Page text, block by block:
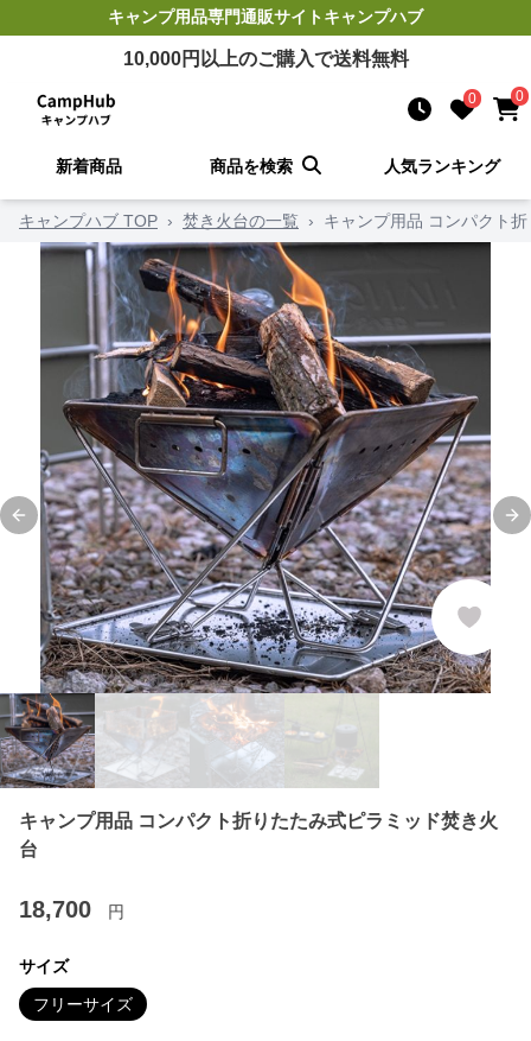
キャンプ用品専門通販サイトキャンプハブ
10,000円以上のご購入で送料無料
0 0
新着商品 商品を検索 人気ランキング
キャンプハブ TOP › 焚き火台の一覧 › キャンプ用品 コンパクト
Previous slide
キャンプ用品 コンパクト折りたたみ式ピラミッド焚き火
台
18,700 円
サイズ
フリーサイズ